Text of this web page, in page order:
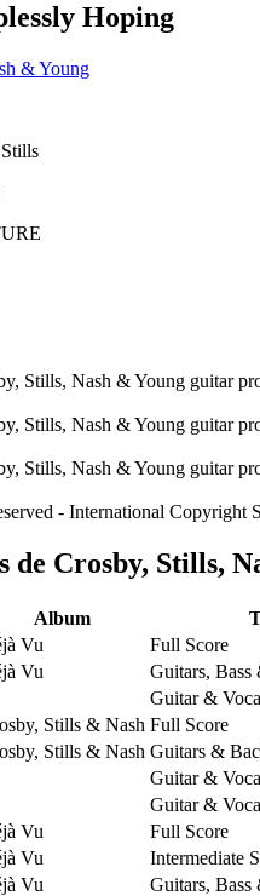
Hoping
& Young
- International Copyright
de Crosby, Stills,
Album
Vu
Full Score
Vu
Guitars,
Guitar &
Stills & Nash Full Score
Stills & Nash Guitars &
Guitar &
Guitar &
Vu
Full Score
Vu
Intermediate
Vu
Guitars,